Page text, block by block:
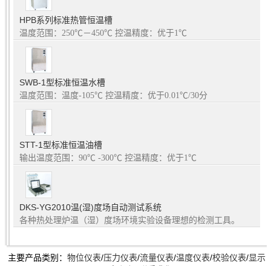
HPB系列标准热管恒温槽
温度范围：250℃－450℃ 控温精度：优于1℃
SWB-1型标准恒温水槽
温度范围：温度-105℃ 控温精度：优于0.01℃/30分
STT-1型标准恒温油槽
输出温度范围：90℃ -300℃ 控温精度：优于1℃
DKS-YG2010温(湿)度场自动测试系统
各种热处理炉温（湿）度场环境实验设备理想的检测工具。
主要产品类别： 物位仪表/压力仪表/流量仪表/温度仪表/校验仪表/显示